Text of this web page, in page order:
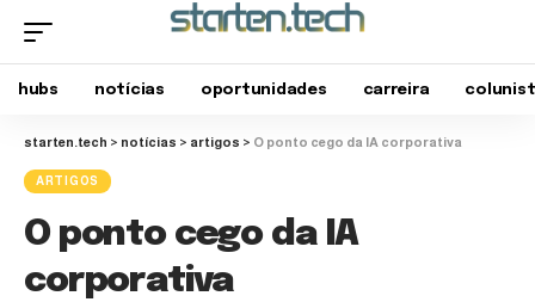
hubs notícias oportunidades carreira
starten.tech > notícias > artigos > O ponto cego da IA corporativa
ARTIGOS
O ponto cego da IA
corporativa